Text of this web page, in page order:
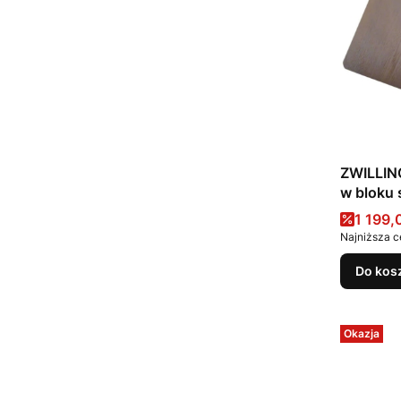
Cena
1
Najniższa
Do
Okazja